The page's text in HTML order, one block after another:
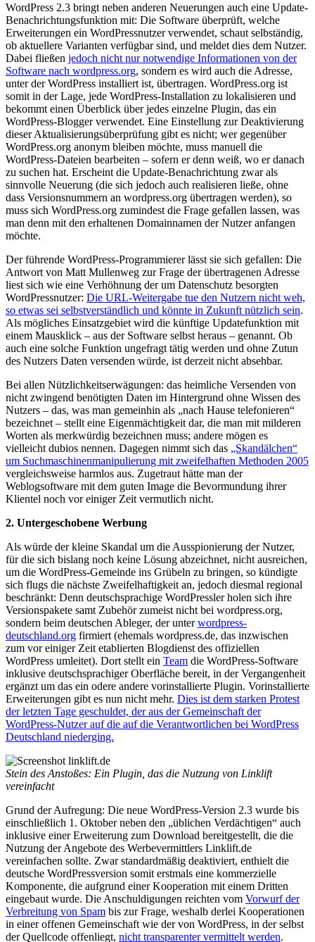
WordPress 2.3 bringt neben anderen Neuerungen auch eine Update-
Benachrichtungsfunktion mit: Die Software überprüft, welche
Erweiterungen ein WordPressnutzer verwendet, schaut selbständig,
ob aktuellere Varianten verfügbar sind, und meldet dies dem Nutzer.
Dabei fließen jedoch nicht nur notwendige Informationen von der
Software nach wordpress.org, sondern es wird auch die Adresse,
unter der WordPress installiert ist, übertragen. WordPress.org ist
somit in der Lage, jede WordPress-Installation zu lokalisieren und
bekommt einen Überblick über jedes einzelne Plugin, das ein
WordPress-Blogger verwendet. Eine Einstellung zur Deaktivierung
dieser Aktualisierungsüberprüfung gibt es nicht; wer gegenüber
WordPress.org anonym bleiben möchte, muss manuell die
WordPress-Dateien bearbeiten – sofern er denn weiß, wo er danach
zu suchen hat. Erscheint die Update-Benachrichtung zwar als
sinnvolle Neuerung (die sich jedoch auch realisieren ließe, ohne
dass Versionsnummern an wordpress.org übertragen werden), so
muss sich WordPress.org zumindest die Frage gefallen lassen, was
man denn mit den erhaltenen Domainnamen der Nutzer anfangen
möchte.
Der führende WordPress-Programmierer lässt sie sich gefallen: Die
Antwort von Matt Mullenweg zur Frage der übertragenen Adresse
liest sich wie eine Verhöhnung der um Datenschutz besorgten
WordPressnutzer: Die URL-Weitergabe tue den Nutzern nicht weh,
so etwas sei selbstverständlich und könnte in Zukunft nützlich sein.
Als mögliches Einsatzgebiet wird die künftige Updatefunktion mit
einem Mausklick – aus der Software selbst heraus – genannt. Ob
auch eine solche Funktion ungefragt tätig werden und ohne Zutun
des Nutzers Daten versenden würde, ist derzeit nicht absehbar.
Bei allen Nützlichkeitserwägungen: das heimliche Versenden von
nicht zwingend benötigten Daten im Hintergrund ohne Wissen des
Nutzers – das, was man gemeinhin als „nach Hause telefonieren“
bezeichnet – stellt eine Eigenmächtigkeit dar, die man mit milderen
Worten als merkwürdig bezeichnen muss; andere mögen es
vielleicht dubios nennen. Dagegen nimmt sich das „Skandälchen“
um Suchmaschinenmanipulierung mit zweifelhaften Methoden 2005
vergleichsweise harmlos aus. Zugetraut hätte man der
Weblogsoftware mit dem guten Image die Bevormundung ihrer
Klientel noch vor einiger Zeit vermutlich nicht.
2. Untergeschobene Werbung
Als würde der kleine Skandal um die Ausspionierung der Nutzer,
für die sich bislang noch keine Lösung abzeichnet, nicht ausreichen,
um die WordPress-Gemeinde ins Grübeln zu bringen, so kündigte
sich flugs die nächste Zweifelhaftigkeit an, jedoch diesmal regional
beschränkt: Denn deutschsprachige WordPressler holen sich ihre
Versionspakete samt Zubehör zumeist nicht bei wordpress.org,
sondern beim deutschen Ableger, der unterwordpress-
deutschland.org firmiert (ehemals wordpress.de, das inzwischen
zum vor einiger Zeit etablierten Blogdienst des offiziellen
WordPress umleitet). Dort stellt ein Team die WordPress-Software
inklusive deutschsprachiger Oberfläche bereit, in der Vergangenheit
ergänzt um das ein odere andere vorinstallierte Plugin. Vorinstallierte
Erweiterungen gibt es nun nicht mehr. Dies ist dem starken Protest
der letzten Tage geschuldet, der aus der Gemeinschaft der
WordPress-Nutzer auf die auf die Verantwortlichen bei WordPress
Deutschland niederging.
Stein des Anstoßes: Ein Plugin, das die Nutzung von Linklift
vereinfacht
Grund der Aufregung: Die neue WordPress-Version 2.3 wurde bis
einschließlich 1. Oktober neben den „üblichen Verdächtigen“ auch
inklusive einer Erweiterung zum Download bereitgestellt, die die
Nutzung der Angebote des Werbevermittlers Linklift.de
vereinfachen sollte. Zwar standardmäßig deaktiviert, enthielt die
deutsche WordPressversion somit erstmals eine kommerzielle
Komponente, die aufgrund einer Kooperation mit einem Dritten
eingebaut wurde. Die Anschuldigungen reichten vom Vorwurf der
Verbreitung von Spam bis zur Frage, weshalb derlei Kooperationen
in einer offenen Gemeinschaft wie der von WordPress, in der selbst
der Quellcode offenliegt, nicht transparenter vermittelt werden.